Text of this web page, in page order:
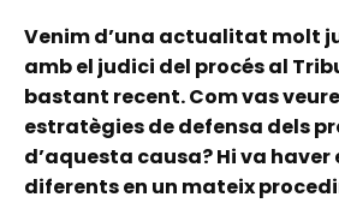
Venim d’una actualitat molt
amb el judici del procés al
bastant recent. Com vas
estratègies de defensa dels
d’aquesta causa? Hi va
diferents en un mateix